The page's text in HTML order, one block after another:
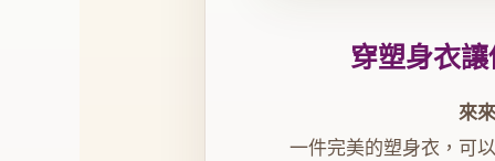
穿塑身衣
來
一件完美的塑身衣，可